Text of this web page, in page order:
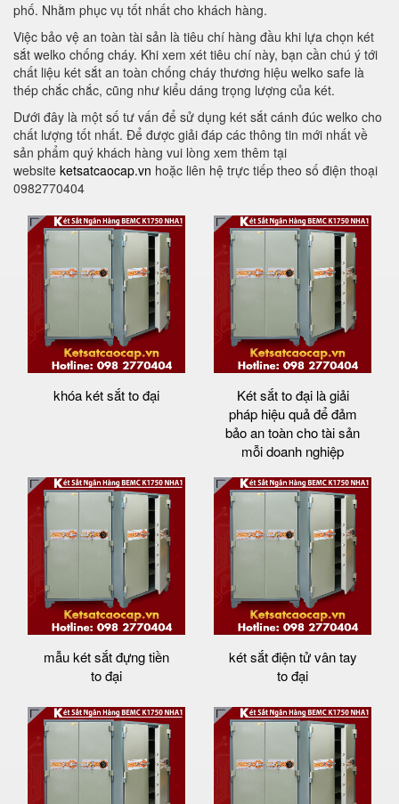
phố. Nhằm phục vụ tốt nhất cho khách hàng.
Việc bảo vệ an toàn tài sản là tiêu chí hàng đầu khi lựa chọn két
sắt welko chống cháy. Khi xem xét tiêu chí này, bạn cần chú ý tới
chất liệu két sắt an toàn chống cháy thương hiệu welko safe là
thép chắc chắc, cũng như kiểu dáng trọng lượng của két.
Dưới đây là một số tư vấn để sử dụng két sắt cánh đúc welko cho
chất lượng tốt nhất. Để được giải đáp các thông tin mới nhất về
sản phẩm quý khách hàng vui lòng xem thêm tại
website ketsatcaocap.vn hoặc liên hệ trực tiếp theo số điện thoại
0982770404
khóa két sắt to đại
Két sắt to đại là giải
pháp hiệu quả để đảm
bảo an toàn cho tài sản
mỗi doanh nghiệp
mẫu két sắt đựng tiền
to đại
két sắt điện tử vân tay
to đại